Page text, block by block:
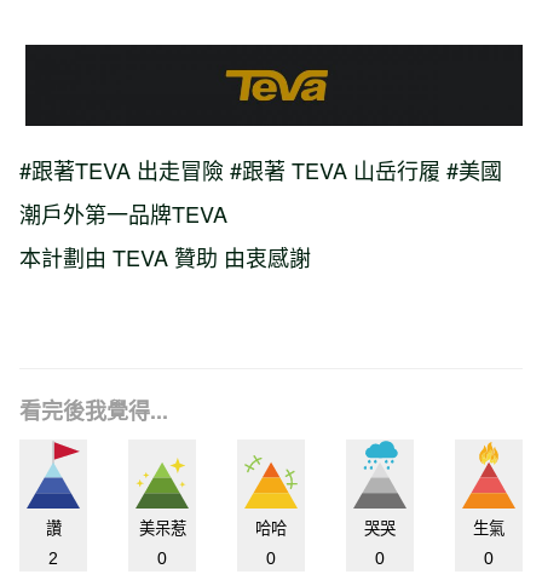
#跟著TEVA 出走冒險 #跟著 TEVA 山岳行履 #美國
潮戶外第一品牌TEVA
本計劃由 TEVA 贊助 由衷感謝
看完後我覺得...
讚
2
美呆惹
0
哈哈
0
哭哭
0
生氣
0